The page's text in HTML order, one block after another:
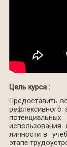
Цель курса :
Предоставить
рефлексивного
личности в
этапе